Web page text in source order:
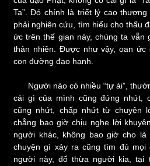
Ta”. Đó chính là triết lý cao
phải nghiên cứu, tìm hiểu cho thấu
ức trên thế gian này, chúng ta vẫn
thản nhiên. Được như vậy, oan ức
con đường đạo hạnh.
Người nào có nhiều “tự ái”,
cái gì của mình cũng đứng nhứt,
cũng nhứt, chấp nhứt từ chuyện
chẳng bao giờ chịu nghe lời
người khác, không bao giờ cho
chuyện gì xảy ra cũng tìm đủ
người này, đổ thừa người kia, tại